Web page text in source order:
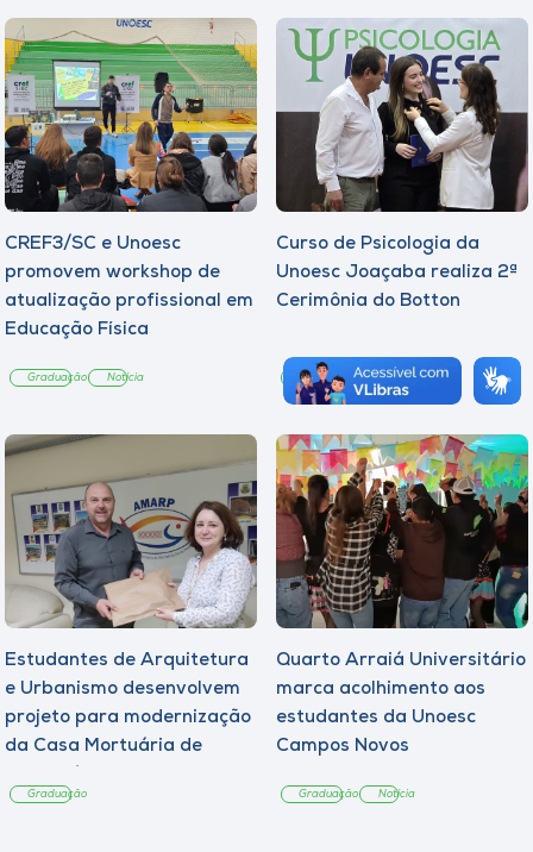
CREF3/SC e Unoesc
promovem workshop de
atualização profissional em
Educação Física
Graduação Notícia
Curso de Psicologia da
Unoesc Joaçaba realiza 2ª
Cerimônia do Botton
Graduação Notícia
Estudantes de Arquitetura
e Urbanismo desenvolvem
projeto para modernização
da Casa Mortuária de
Graduação
Quarto Arraiá Universitário
marca acolhimento aos
estudantes da Unoesc
Campos Novos
Graduação Notícia